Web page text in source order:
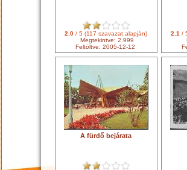
2.0 / 5 (117 szavazat alapján)
Megtekintve: 2.999
Feltöltve: 2005-12-12
2.1 /
A fürdő bejárata